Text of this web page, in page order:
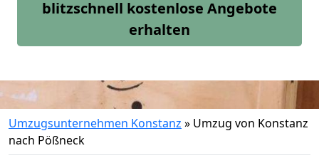
blitzschnell kostenlose Angebote
erhalten
Umzugsunternehmen Konstanz » Umzug von Konstanz
nach Pößneck